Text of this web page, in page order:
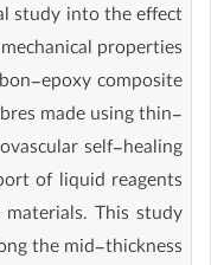
study into the effect
properties
epoxy composite
made using thin-
self-healing
of liquid reagents
This study
the mid-thickness